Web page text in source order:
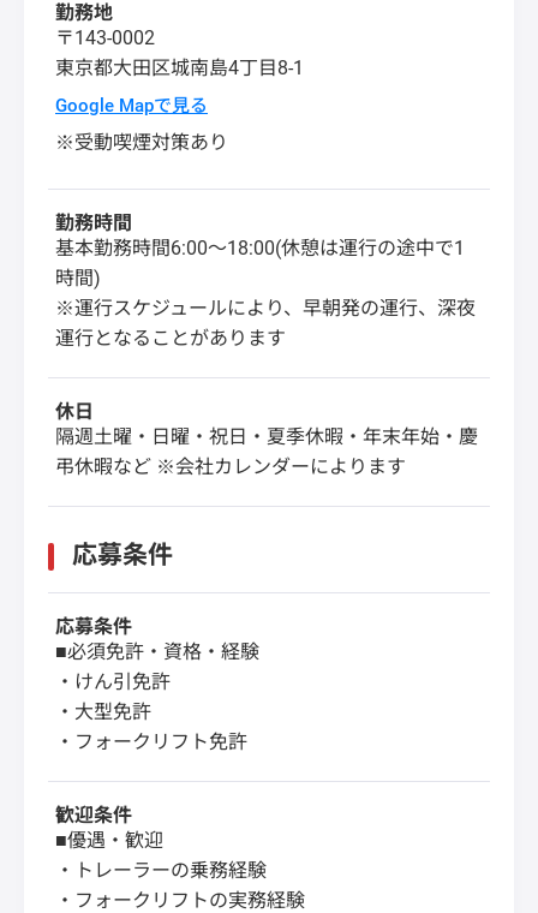
勤務地
〒143-0002
東京都大田区城南島4丁目8-1
Google Mapで見る
※受動喫煙対策あり
勤務時間
基本勤務時間6:00～18:00(休憩は運行の途中で1
時間)
※運行スケジュールにより、早朝発の運行、深夜
運行となることがあります
休日
隔週土曜・日曜・祝日・夏季休暇・年末年始・慶
弔休暇など ※会社カレンダーによります
応募条件
応募条件
■必須免許・資格・経験
・けん引免許
・大型免許
・フォークリフト免許
歓迎条件
■優遇・歓迎
・トレーラーの乗務経験
・フォークリフトの実務経験